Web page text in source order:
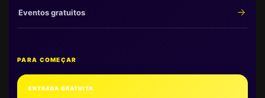
Eventos gratuitos
PARA COMEÇAR
ENTRADA GRATUITA